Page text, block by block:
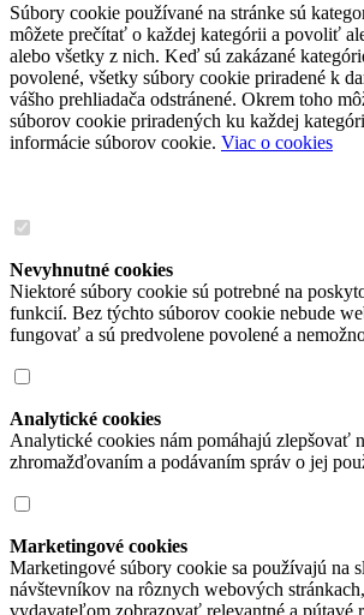
Súbory cookie používané na stránke sú
môžete prečítať o každej kategórii a povoliť
alebo všetky z nich. Keď sú zakázané
povolené, všetky súbory cookie priradené k
vášho prehliadača odstránené. Okrem toho
súborov cookie priradených ku každej
informácie súborov cookie. Viac o cookies
Nevyhnutné cookies
Niektoré súbory cookie sú potrebné na
funkcií. Bez týchto súborov cookie nebude
fungovať a sú predvolene povolené a
Analytické cookies
Analytické cookies nám pomáhajú zlepšovať
zhromažďovaním a podávaním správ o jej
Marketingové cookies
Marketingové súbory cookie sa používajú na
návštevníkov na rôznych webových
vydavateľom zobrazovať relevantné a pútavé